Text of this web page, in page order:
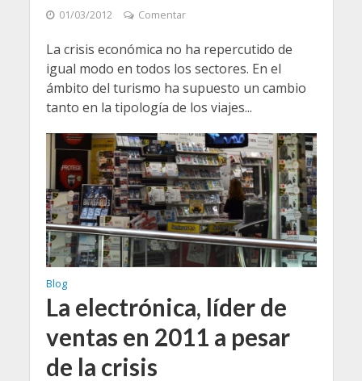
01/03/2012 Comentar
La crisis económica no ha repercutido de
igual modo en todos los sectores. En el
ámbito del turismo ha supuesto un cambio
tanto en la tipología de los viajes...
Blog
La electrónica, líder de
ventas en 2011 a pesar
de la crisis